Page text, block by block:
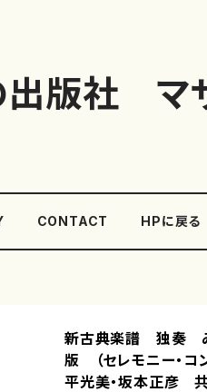
版社 マ
CONTACT HPに戻る
新古典楽譜 独奏
版 （セレモニー・
平光美・坂本正彦 共